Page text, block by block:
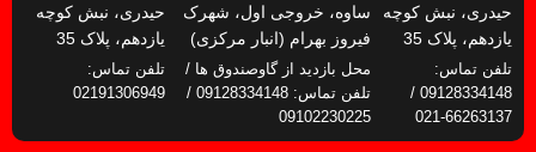
حیدری، نبش کوچه
یازدهم، پلاک 35
تلفن تماس:
09128334148 /
66263137-021
ساوه، خروجی اول، شهرک
فیروز بهرام (انبار مرکزی)
محل بازدید از گاوصندوق ها /
تلفن تماس: 09128334148 /
09102230225
حیدری، نبش کوچه
یازدهم، پلاک 35
تلفن تماس:
02191306949